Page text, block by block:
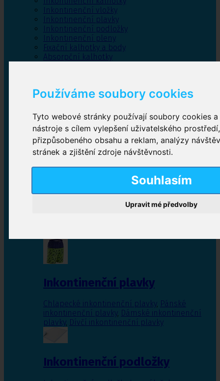
Používáme soubory cookies
Tyto webové stránky používají soubory cookies
nástroje s cílem vylepšení uživatelského
přizpůsobeného obsahu a reklam, analýzy
stránek a zjištění zdroje návštěvnosti.
Souhlasím
Upravit mé předvolby
Inkontinenční vložky
Inkontinenční plavky
Inkontinenční podložky
Inkontinenční pleny
Fixační kalhotky a body
Absorpční kalhotky
Inkontinenční kalhotky
Plenkové kalhotky navlékací,Plenkové kalhotky
zalepovací,Inkontinenční kalhotky dámské
Inkontinenční vložky
Inkontinenční plavky
Chlapecké inkontinenční plavky, Pánské
inkontinenční plavky, Dámské inkontinenční
plavky, Dívčí inkontinenční plavky
Inkontinenční podložky